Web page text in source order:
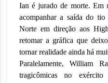
Ian é jurado de morte. Em
acompanhar a saída do
Norte em direção aos
retomar a gráfica que
tornar realidade ainda há
Paralelamente, William
tragicômicas no